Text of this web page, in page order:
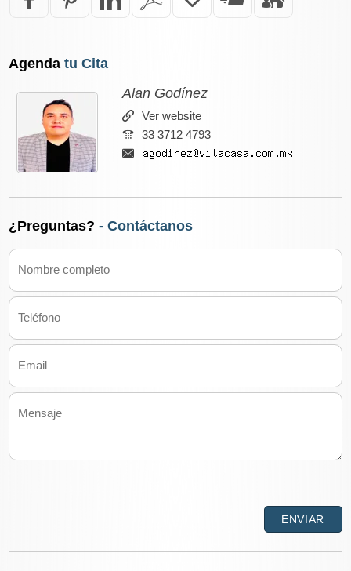
Agenda tu Cita
Alan Godínez
Ver website
33 3712 4793
¿Preguntas? - Contáctanos